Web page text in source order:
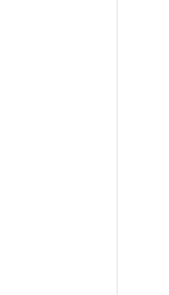
Santé et